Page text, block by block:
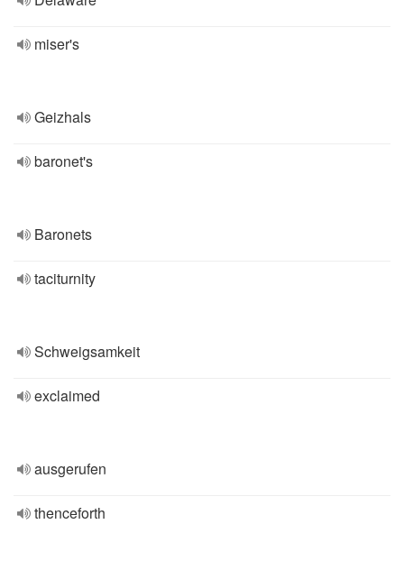
miser's
Geizhals
baronet's
Baronets
taciturnity
Schweigsamkeit
exclaimed
ausgerufen
thenceforth